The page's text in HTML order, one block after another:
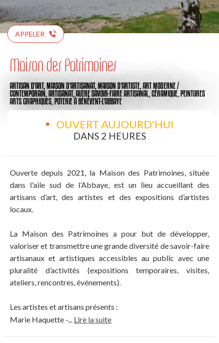
APPELER
Maison des Patrimoines
ARTISAN D'ART, MAISON D'ARTISANAT, MAISON D'ARTISTE, ART MODERNE /
CONTEMPORAIN, ARTISANAT, AUTRE SAVOIR-FAIRE ARTISANAL, CÉRAMIQUE, PEINTURES
ARTS GRAPHIQUES, POTERIEÀ BÉNÉVENT-L'ABBAYE
OUVERT AUJOURD'HUI
DANS 2 HEURES
Ouverte depuis 2021, la Maison des Patrimoines, située
dans l'aile sud de l’Abbaye, est un lieu accueillant des
artisans d’art, des artistes et des expositions d’artistes
locaux.
La Maison des Patrimoines a pour but de développer,
valoriser et transmettre une grande diversité de savoir-faire
artisanaux et artistiques accessibles au public avec une
pluralité d’activités (expositions temporaires, visites,
ateliers, rencontres, événements).
Les artistes et artisans présents :
Marie Haquette -... Lire la suite